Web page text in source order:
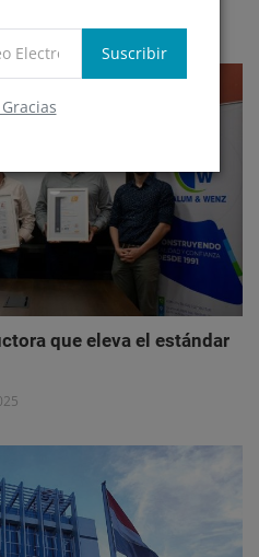
Suscribir
que eleva el estándar